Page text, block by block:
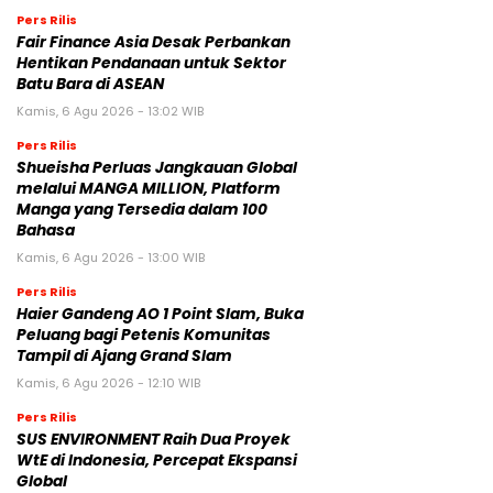
Pers Rilis
Fair Finance Asia Desak Perbankan
Hentikan Pendanaan untuk Sektor
Batu Bara di ASEAN
Kamis, 6 Agu 2026 - 13:02 WIB
Pers Rilis
Shueisha Perluas Jangkauan Global
melalui MANGA MILLION, Platform
Manga yang Tersedia dalam 100
Bahasa
Kamis, 6 Agu 2026 - 13:00 WIB
Pers Rilis
Haier Gandeng AO 1 Point Slam, Buka
Peluang bagi Petenis Komunitas
Tampil di Ajang Grand Slam
Kamis, 6 Agu 2026 - 12:10 WIB
Pers Rilis
SUS ENVIRONMENT Raih Dua Proyek
WtE di Indonesia, Percepat Ekspansi
Global